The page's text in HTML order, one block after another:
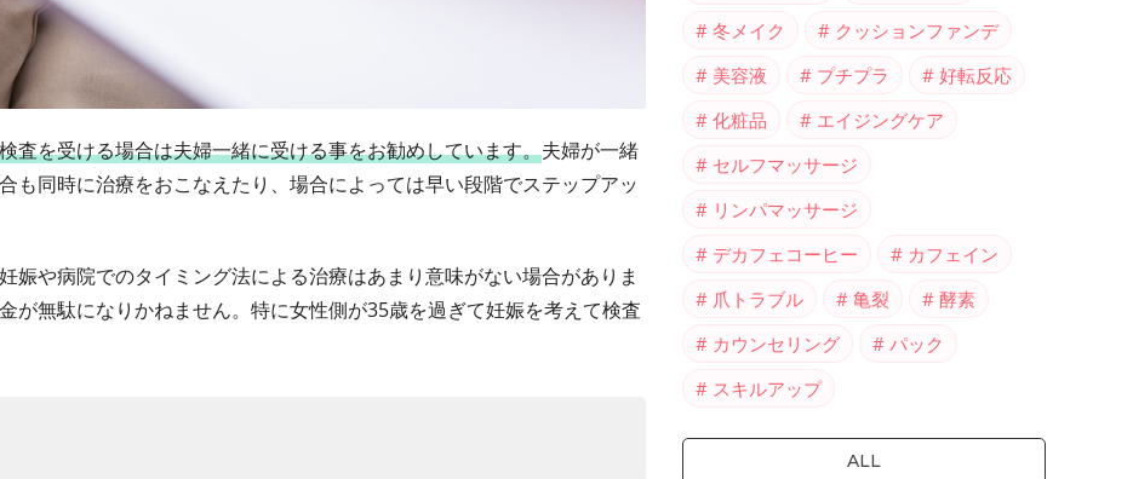
査を受ける場合は夫婦一緒に受ける事をお勧めしています。夫婦が一緒
も同時に治療をおこなえたり、場合によっては早い段階でステップアッ
娠や病院でのタイミング法による治療はあまり意味がない場合がありま
が無駄になりかねません。特に女性側が35歳を過ぎて妊娠を考えて検査
冬メイク
クッションファンデ
美容液
プチプラ
好転反応
化粧品
エイジングケア
セルフマッサージ
リンパマッサージ
デカフェコーヒー
カフェイン
爪トラブル
亀裂
酵素
カウンセリング
パック
スキルアップ
ALL